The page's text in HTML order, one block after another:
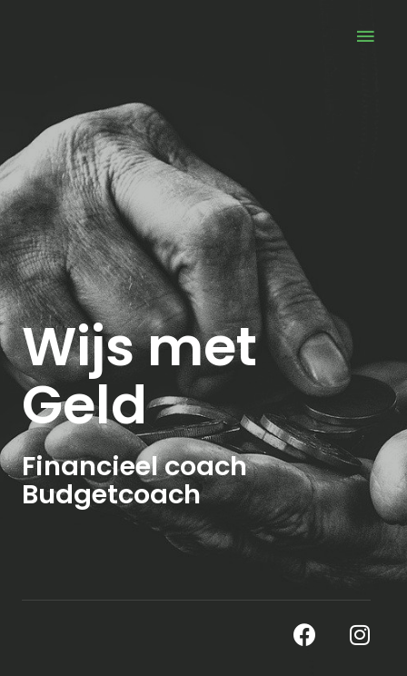
Wijs met
Geld
Financieel coach
Budgetcoach